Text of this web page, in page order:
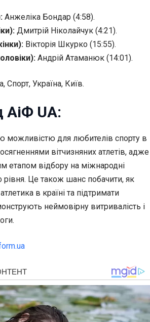
Анжеліка Бондар (4:58).
Дмитрій Ніколайчук (4:21).
Вікторія Шкурко (15:55).
Андрій Атаманюк (14:01).
Спорт, Україна, Київ.
АіФ UA:
можливістю для любителів спорту в
вітчизняних атлетів, адже
етапом відбору на міжнародні
Це також шанс побачити, як
в країні та підтримати
неймовірну витривалість і